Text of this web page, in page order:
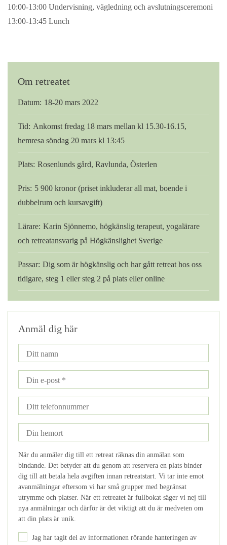
10:00-13:00 Undervisning, vägledning och avslutningsceremoni
13:00-13:45 Lunch
Om retreatet
Datum: 18-20 mars 2022
Tid: Ankomst fredag 18 mars mellan kl 15.30-16.15,
hemresa söndag 20 mars kl 13:45
Plats: Rosenlunds gård, Ravlunda, Österlen
Pris: 5 900 kronor (priset inkluderar all mat, boende i
dubbelrum och kursavgift)
Lärare: Karin Sjönnemo, högkänslig terapeut, yogalärare
och retreatansvarig på Högkänslighet Sverige
Passar: Dig som är högkänslig och har gått retreat hos oss
tidigare, steg 1 eller steg 2 på plats eller online
Anmäl dig här
När du anmäler dig till ett retreat räknas din anmälan som
bindande. Det betyder att du genom att reservera en plats binder
dig till att betala hela avgiften innan retreatstart. Vi tar inte emot
avanmälningar eftersom vi har små grupper med begränsat
utrymme och platser. När ett retreatet är fullbokat säger vi nej till
nya anmälningar och därför är det viktigt att du är medveten om
att din plats är unik.
Jag har tagit del av informationen rörande hanteringen av